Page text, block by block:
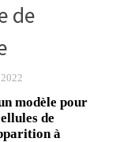
de
modèle pour
de
à